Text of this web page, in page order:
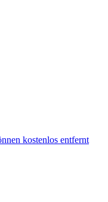
kostenlos entfernt